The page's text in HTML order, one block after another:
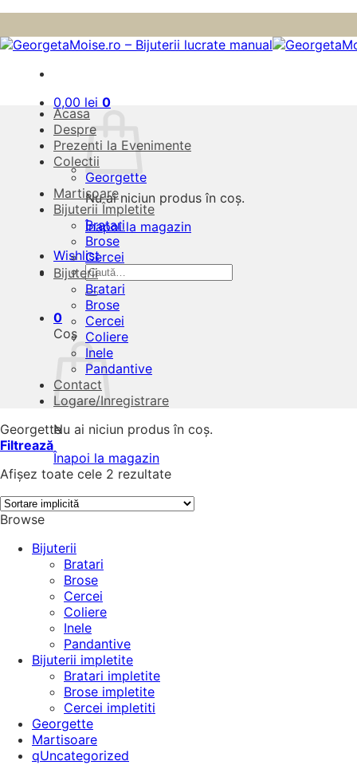
to
content
0,00 lei 0
Nu ai niciun produs în coș.
Înapoi la magazin
Wishlist
Caută
după:
0
Coș
Nu ai niciun produs în coș.
Înapoi la magazin
Acasa
Despre
Prezenti la Evenimente
Colectii
Georgette
Martisoare
Bijuterii Împletite
Bratari
Brose
Cercei
Bijuterii
Bratari
Brose
Cercei
Coliere
Inele
Pandantive
Contact
Logare/Inregistrare
Georgette
Filtrează
Afișez toate cele 2 rezultate
Browse
Bijuterii
Bratari
Brose
Cercei
Coliere
Inele
Pandantive
Bijuterii impletite
Bratari impletite
Brose impletite
Cercei impletiti
Georgette
Martisoare
qUncategorized